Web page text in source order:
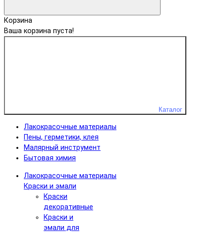
Корзина
Ваша корзина пуста!
Каталог
Лакокрасочные материалы
Пены, герметики, клея
Малярный инструмент
Бытовая химия
Лакокрасочные материалы
Краски и эмали
Краски
декоративные
Краски и
эмали для